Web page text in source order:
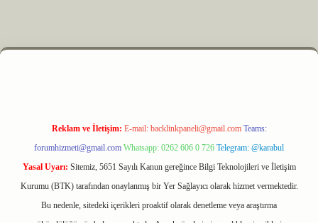
m elexbet
Reklam ve İletişim: E-mail: backlinkpaneli@gmail.com Teams:
forumhizmeti@gmail.com Whatsapp: 0262 606 0 726 Telegram: @karabul
Yasal Uyarı: Sitemiz, 5651 Sayılı Kanun gereğince Bilgi Teknolojileri ve İletişim
Kurumu (BTK) tarafından onaylanmış bir Yer Sağlayıcı olarak hizmet vermektedir.
Bu nedenle, sitedeki içerikleri proaktif olarak denetleme veya araştırma